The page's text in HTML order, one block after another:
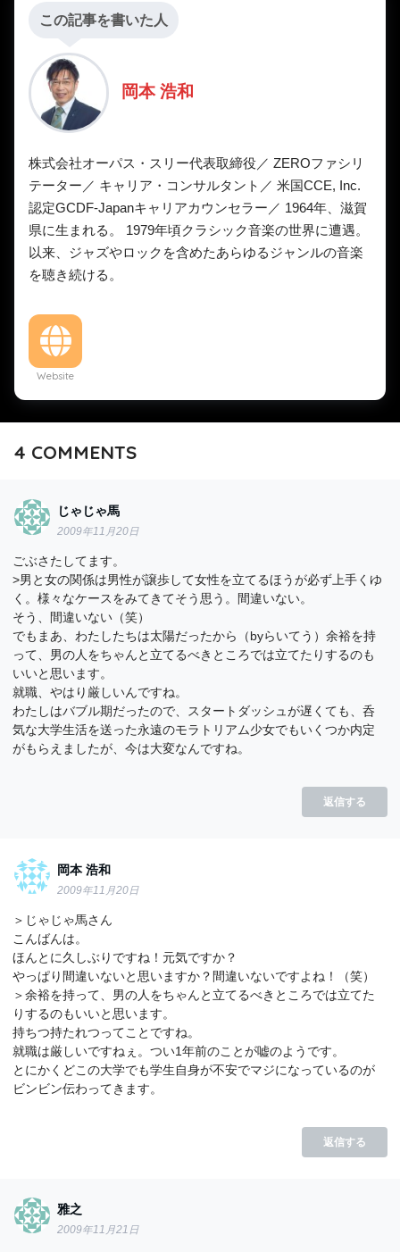
この記事を書いた人
岡本 浩和
株式会社オーパス・スリー代表取締役／ ZEROファシリ
テーター／ キャリア・コンサルタント／ 米国CCE, Inc.
認定GCDF-Japanキャリアカウンセラー／ 1964年、滋賀
県に生まれる。 1979年頃クラシック音楽の世界に遭遇。
以来、ジャズやロックを含めたあらゆるジャンルの音楽
を聴き続ける。
Website
4 COMMENTS
じゃじゃ馬
2009年11月20日
ごぶさたしてます。
>男と女の関係は男性が譲歩して女性を立てるほうが必ず上手くゆ
く。様々なケースをみてきてそう思う。間違いない。
そう、間違いない（笑）
でもまあ、わたしたちは太陽だったから（byらいてう）余裕を持
って、男の人をちゃんと立てるべきところでは立てたりするのも
いいと思います。
就職、やはり厳しいんですね。
わたしはバブル期だったので、スタートダッシュが遅くても、呑
気な大学生活を送った永遠のモラトリアム少女でもいくつか内定
がもらえましたが、今は大変なんですね。
返信する
岡本 浩和
2009年11月20日
＞じゃじゃ馬さん
こんばんは。
ほんとに久しぶりですね！元気ですか？
やっぱり間違いないと思いますか？間違いないですよね！（笑）
＞余裕を持って、男の人をちゃんと立てるべきところでは立てた
りするのもいいと思います。
持ちつ持たれつってことですね。
就職は厳しいですねぇ。つい1年前のことが嘘のようです。
とにかくどこの大学でも学生自身が不安でマジになっているのが
ビンビン伝わってきます。
返信する
雅之
2009年11月21日